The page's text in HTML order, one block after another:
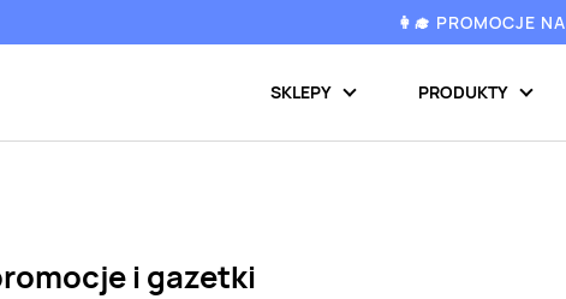
👩‍🎓 PROMOCJE
SKLEPY PRODUKTY
i gazetki